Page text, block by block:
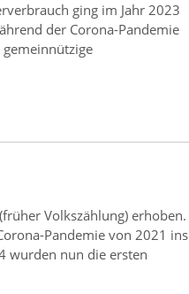
ging im Jahr 2023
der Corona-Pandemie
Volkszählung) erhoben.
Pandemie von 2021 ins
wurden nun die ersten